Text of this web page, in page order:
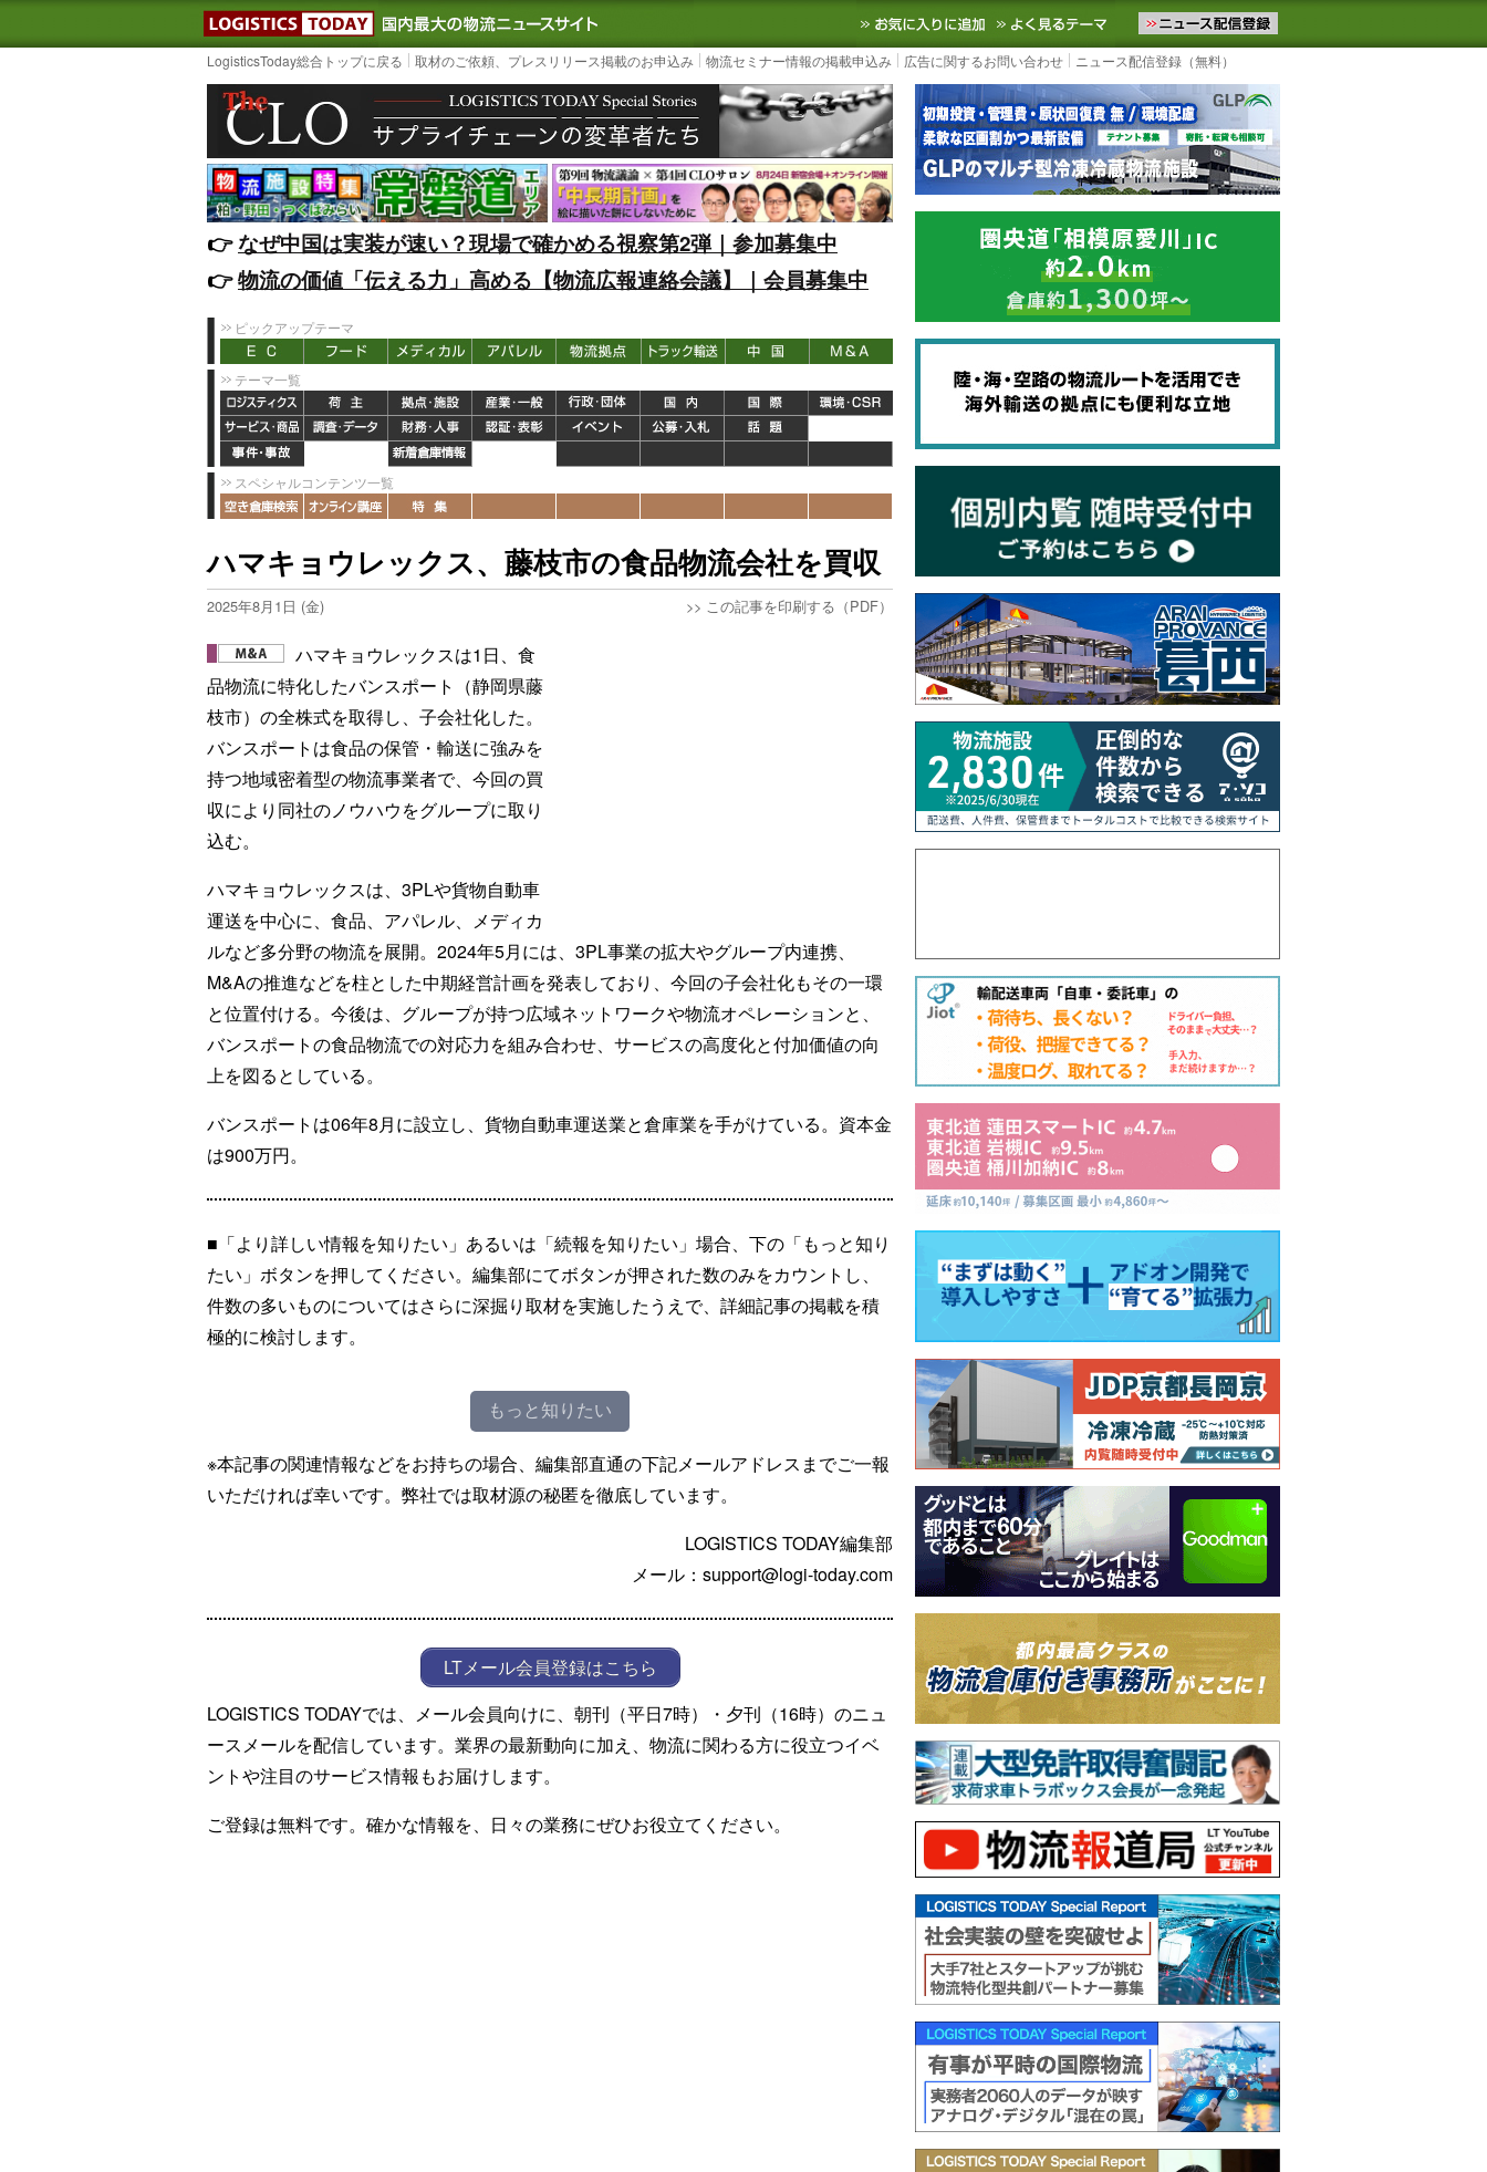
LOGISTICS TODAY｜国内最大の物流ニュースサイト3PL, SCMなど国内外の最新の物流ニュースをお届けします。物流ニュースメール配信を登録す
お気に入りに追加 よく見るテーマ
LogisticsToday総合トップに戻る 取材のご依頼、プレスリリース掲載のお申込み 物流セミナー情報の掲載申込み 広告に関するお問い合わせ ニュース配信登録（無料）
👉️なぜ中国は実装が速い？現場で確かめる視察第2弾｜参加募集中
👉️物流の価値「伝える力」高める【物流広報連絡会議】｜会員募集中
ピックアップテーマ
テーマ一覧
スペシャルコンテンツ一覧
ハマキョウレックス、藤枝市の食品物流会社を買収
2025年8月1日 (金) >> この記事を印刷する（PDF）
ハマキョウレックスは1日、食
品物流に特化したバンスポート（静岡県藤
枝市）の全株式を取得し、子会社化した。
バンスポートは食品の保管・輸送に強みを
持つ地域密着型の物流事業者で、今回の買
収により同社のノウハウをグループに取り
込む。
ハマキョウレックスは、3PLや貨物自動車
運送を中心に、食品、アパレル、メディカ
ルなど多分野の物流を展開。2024年5月には、3PL事業の拡大やグループ内連携、
M&Aの推進などを柱とした中期経営計画を発表しており、今回の子会社化もその一環
と位置付ける。今後は、グループが持つ広域ネットワークや物流オペレーションと、
バンスポートの食品物流での対応力を組み合わせ、サービスの高度化と付加価値の向
上を図るとしている。
バンスポートは06年8月に設立し、貨物自動車運送業と倉庫業を手がけている。資本金
は900万円。
■「より詳しい情報を知りたい」あるいは「続報を知りたい」場合、下の「もっと知り
たい」ボタンを押してください。編集部にてボタンが押された数のみをカウントし、
件数の多いものについてはさらに深掘り取材を実施したうえで、詳細記事の掲載を積
極的に検討します。
もっと知りたい
※本記事の関連情報などをお持ちの場合、編集部直通の下記メールアドレスまでご一報
いただければ幸いです。弊社では取材源の秘匿を徹底しています。
LOGISTICS TODAY編集部
メール：support@logi-today.com
LTメール会員登録はこちら
LOGISTICS TODAYでは、メール会員向けに、朝刊（平日7時）・夕刊（16時）のニュ
ースメールを配信しています。業界の最新動向に加え、物流に関わる方に役立つイベ
ントや注目のサービス情報もお届けします。
ご登録は無料です。確かな情報を、日々の業務にぜひお役立てください。